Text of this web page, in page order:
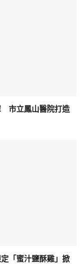
市立鳳山醫院打造
「蜜汁鹽酥雞」掀